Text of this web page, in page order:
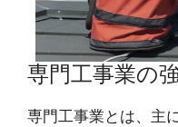
専門工事業の
専門工事業とは、主